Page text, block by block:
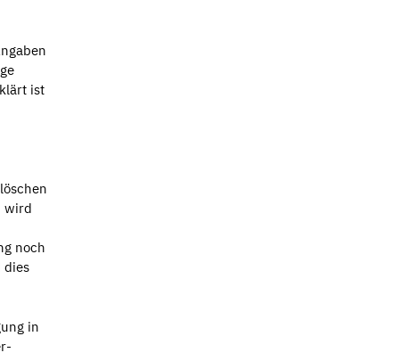
ist
wird
noch
dies
in